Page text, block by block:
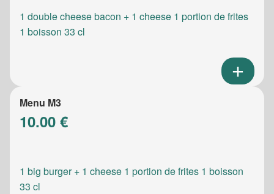
1 double cheese bacon + 1 cheese 1 portion de frites
1 boisson 33 cl
Menu M3
10.00 €
1 big burger + 1 cheese 1 portion de frites 1 boisson
33 cl